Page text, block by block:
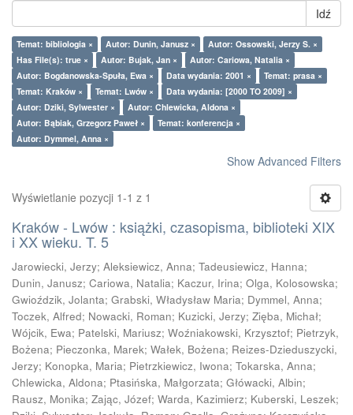
Idź
Temat: bibliologia × Autor: Dunin, Janusz ×
Autor: Ossowski, Jerzy S. ×
Has File(s): true ×
Autor: Bujak, Jan ×
Autor: Cariowa, Natalia ×
Autor: Bogdanowska-Spuła, Ewa ×
Data wydania: 2001 ×
Temat: prasa ×
Temat: Kraków ×
Temat: Lwów ×
Data wydania: [2000 TO 2009] ×
Autor: Dziki, Sylwester ×
Autor: Chlewicka, Aldona ×
Autor: Bąbiak, Grzegorz Paweł ×
Temat: konferencja ×
Autor: Dymmel, Anna ×
Show Advanced Filters
Wyświetlanie pozycji 1-1 z 1
Kraków - Lwów : książki, czasopisma, biblioteki XIX
i XX wieku. T. 5
Jarowiecki, Jerzy; Aleksiewicz, Anna; Tadeusiewicz, Hanna;
Dunin, Janusz; Cariowa, Natalia; Kaczur, Irina; Olga, Kolosowska;
Gwioździk, Jolanta; Grabski, Władysław Maria; Dymmel, Anna;
Toczek, Alfred; Nowacki, Roman; Kuzicki, Jerzy; Zięba, Michał;
Wójcik, Ewa; Patelski, Mariusz; Woźniakowski, Krzysztof; Pietrzyk,
Bożena; Pieczonka, Marek; Wałek, Bożena; Reizes-Dzieduszycki,
Jerzy; Konopka, Maria; Pietrzkiewicz, Iwona; Tokarska, Anna;
Chlewicka, Aldona; Ptasińska, Małgorzata; Główacki, Albin;
Rausz, Monika; Zając, Józef; Warda, Kazimierz; Kuberski, Leszek;